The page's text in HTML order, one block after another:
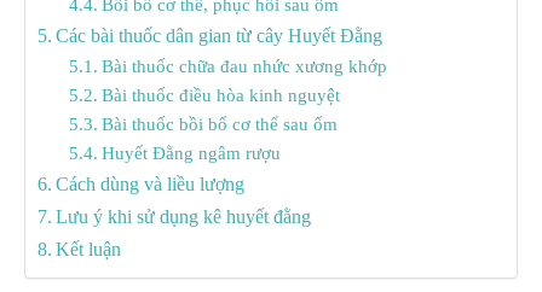
Bồi bổ cơ thể, phục hồi sau ốm
Các bài thuốc dân gian từ cây Huyết Đằng
Bài thuốc chữa đau nhức xương khớp
Bài thuốc điều hòa kinh nguyệt
Bài thuốc bồi bổ cơ thể sau ốm
Huyết Đằng ngâm rượu
Cách dùng và liều lượng
Lưu ý khi sử dụng kê huyết đằng
Kết luận